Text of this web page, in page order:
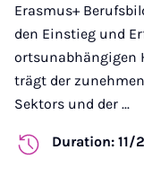
Erasmus+
den Einstieg und
ortsunabhängigen
trägt der
Sektors und der ...
Duration: 11/